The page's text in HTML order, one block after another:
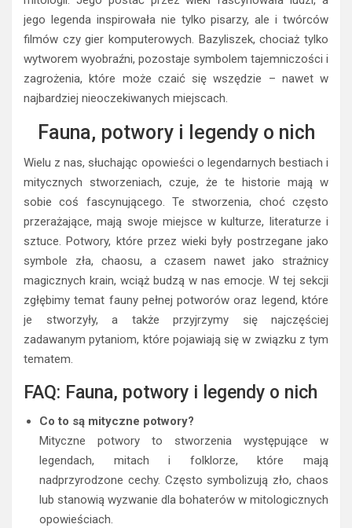
jego legenda inspirowała nie tylko pisarzy, ale i twórców
filmów czy gier komputerowych. Bazyliszek, chociaż tylko
wytworem wyobraźni, pozostaje symbolem tajemniczości i
zagrożenia, które może czaić się wszędzie – nawet w
najbardziej nieoczekiwanych miejscach.
Fauna, potwory i legendy o nich
Wielu z nas, słuchając opowieści o legendarnych bestiach i
mitycznych stworzeniach, czuje, że te historie mają w
sobie coś fascynującego. Te stworzenia, choć często
przerażające, mają swoje miejsce w kulturze, literaturze i
sztuce. Potwory, które przez wieki były postrzegane jako
symbole zła, chaosu, a czasem nawet jako strażnicy
magicznych krain, wciąż budzą w nas emocje. W tej sekcji
zgłębimy temat fauny pełnej potworów oraz legend, które
je stworzyły, a także przyjrzymy się najczęściej
zadawanym pytaniom, które pojawiają się w związku z tym
tematem.
FAQ: Fauna, potwory i legendy o nich
Co to są mityczne potwory?
Mityczne potwory to stworzenia występujące w
legendach, mitach i folklorze, które mają
nadprzyrodzone cechy. Często symbolizują zło, chaos
lub stanowią wyzwanie dla bohaterów w mitologicznych
opowieściach.